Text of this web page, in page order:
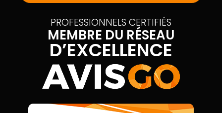
PROFESSIONNELS CERTIFIÉS
MEMBRE DU RÉSEAU
D’EXCELLENCE